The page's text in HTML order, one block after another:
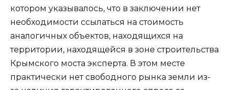
котором указывалось, что в заключении нет
необходимости ссылаться на стоимость
аналогичных объектов, находящихся на
территории, находящейся в зоне строительства
Крымского моста эксперта. В этом месте
практически нет свободного рынка земли из-